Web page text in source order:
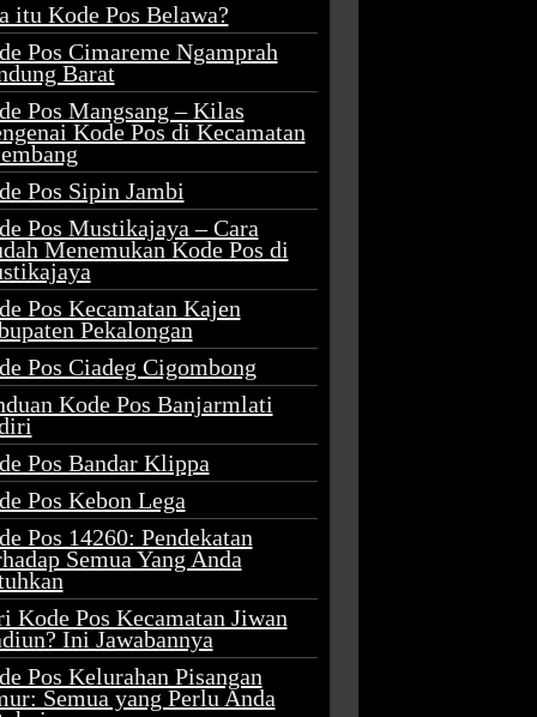
itu Kode Pos Belawa?
Pos Cimareme Ngamprah
Barat
Pos Mangsang – Kilas
Kode Pos di Kecamatan
Pos Sipin Jambi
Pos Mustikajaya – Cara
Menemukan Kode Pos di
Pos Kecamatan Kajen
Pekalongan
Pos Ciadeg Cigombong
Kode Pos Banjarmlati
Pos Bandar Klippa
Pos Kebon Lega
Pos 14260: Pendekatan
Semua Yang Anda
Kode Pos Kecamatan Jiwan
Ini Jawabannya
Pos Kelurahan Pisangan
Semua yang Perlu Anda